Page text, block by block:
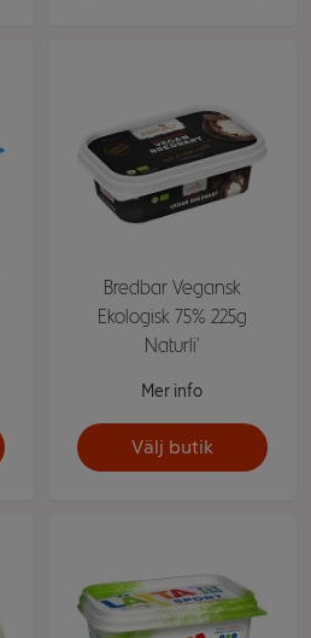
Bredbar Vegansk
Ekologisk 75% 225g
Naturli'
Mer info
Välj butik